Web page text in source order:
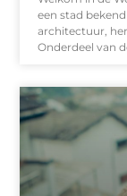
een stad
architectuur,
Onderdeel van